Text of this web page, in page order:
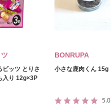
ビッツ とりさ
入り 12g×3P
BONRUPA
小さな鹿肉くん 15g
5.0